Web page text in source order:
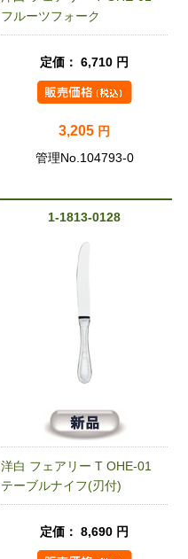
フルーツフォーク
定価： 6,710 円
3,205 円
管理No.104793-0
1-1813-0128
洋白 フェアリー T OHE-01
テーブルナイフ(刃付)
定価： 8,690 円